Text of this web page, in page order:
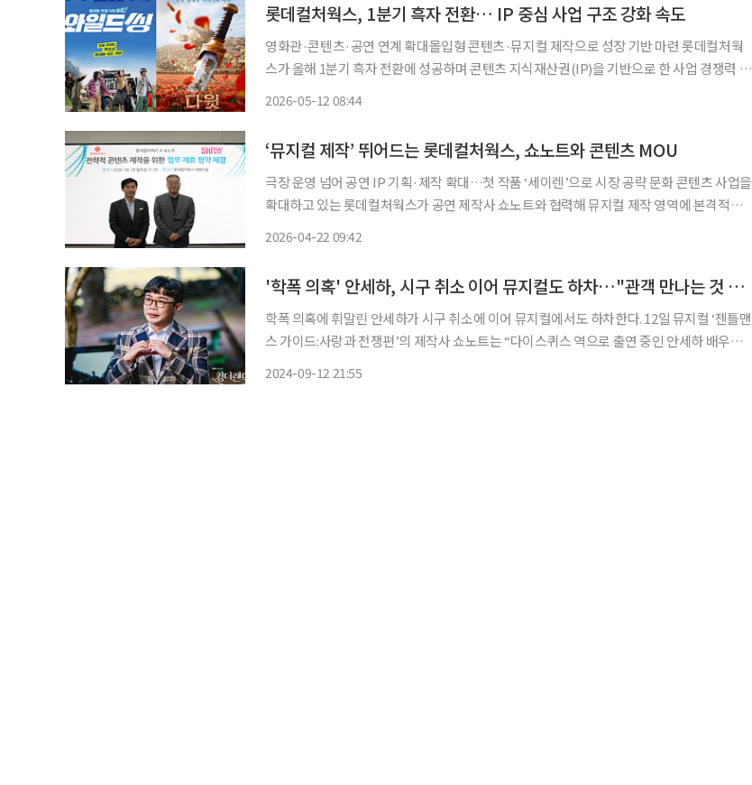
롯데컬처웍스, 1분기 흑자 전환… IP 중심 사업 구조 강화 속도
영화관·콘텐츠·공연 연계 확대몰입형 콘텐츠·뮤지컬 제작으로 성장 기반 마련 롯데컬처웍
스가 올해 1분기 흑자 전환에 성공하며 콘텐츠 지식재산권(IP)을 기반으로 한 사업 경쟁력 강
2026-05-12 08:44
‘뮤지컬 제작’ 뛰어드는 롯데컬처웍스, 쇼노트와 콘텐츠 MOU
극장 운영 넘어 공연 IP 기획·제작 확대…첫 작품 ‘세이렌’으로 시장 공략 문화 콘텐츠 사업을
확대하고 있는 롯데컬처웍스가 공연 제작사 쇼노트와 협력해 뮤지컬 제작 영역에 본격적으로
2026-04-22 09:42
'학폭 의혹' 안세하, 시구 취소 이어 뮤지컬도 하차…"관객 만나는 것 무리"
학폭 의혹에 휘말린 안세하가 시구 취소에 이어 뮤지컬에서도 하차한다. 12일 뮤지컬 ‘젠틀맨
스 가이드:사랑과 전쟁편’의 제작사 쇼노트는 “다이스퀴스 역으로 출연 중인 안세하 배우의
2024-09-12 21:55